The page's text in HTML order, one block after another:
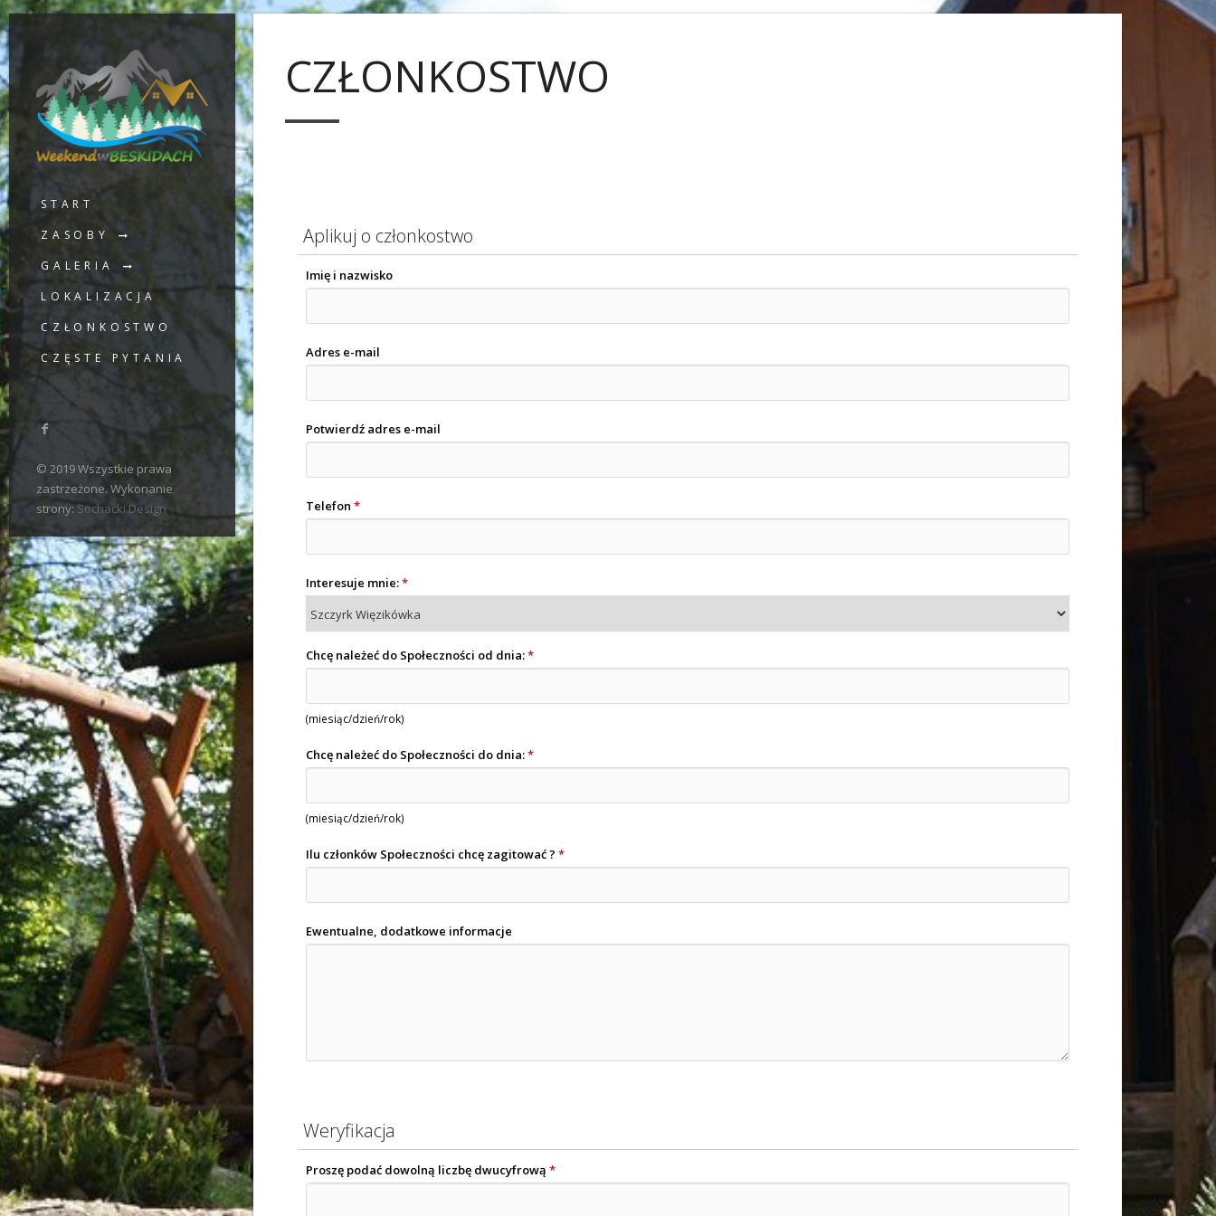
START
ZASOBY
GALERIA
LOKALIZACJA
CZŁONKOSTWO
CZĘSTE PYTANIA
© 2019 Wszystkie prawa
zastrzeżone. Wykonanie
strony:Sochacki Design
CZŁONKOSTWO
Aplikuj o członkostwo
Imię i nazwisko
Adres e-mail
Potwierdź adres e-mail
Telefon *
Interesuje mnie:*
Chcę należeć do Społeczności od dnia:*
(miesiąc/dzień/rok)
Chcę należeć do Społeczności do dnia:*
(miesiąc/dzień/rok)
Ilu członków Społeczności chcę zagitować ? *
Ewentualne, dodatkowe informacje
Weryfikacja
Proszę podać dowolną liczbę dwucyfrową *